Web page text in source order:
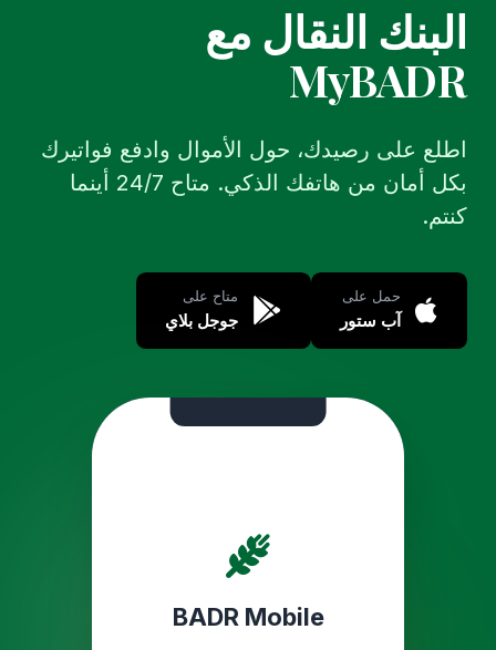
البنك النقال مع
MyBADR
اطلع على رصيدك، حول الأموال وادفع فواتيرك
بكل أمان من هاتفك الذكي. متاح 24/7 أينما
كنتم.
حمل على
آب ستور
متاح على
جوجل بلاي
BADR Mobile